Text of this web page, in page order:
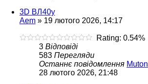
3D ВЛ40у
Aem » 19 лютого 2026, 14:17
Rating: 0.54%
3 Відповіді
583 Перегляди
Останнє повідомлення Muton
28 лютого 2026, 21:48